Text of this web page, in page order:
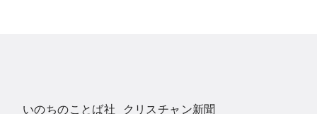
いのちのことば社 クリスチャン新聞